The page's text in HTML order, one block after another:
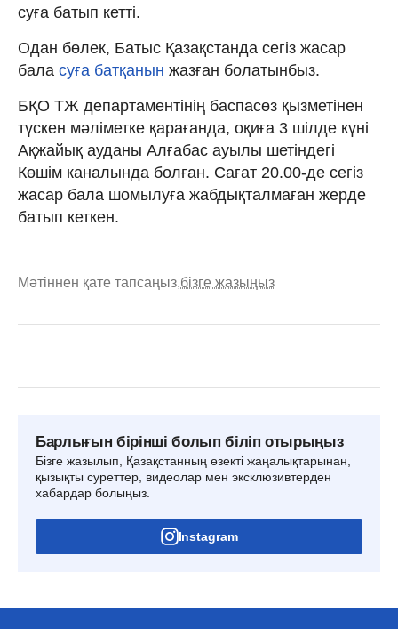
суға батып кетті.
Одан бөлек, Батыс Қазақстанда сегіз жасар
бала суға батқанын жазған болатынбыз.
БҚО ТЖ департаментінің баспасөз қызметінен
түскен мәліметке қарағанда, оқиға 3 шілде күні
Ақжайық ауданы Алғабас ауылы шетіндегі
Көшім каналында болған. Сағат 20.00-де сегіз
жасар бала шомылуға жабдықталмаған жерде
батып кеткен.
Мәтіннен қате тапсаңыз,бізге жазыңыз
Барлығын бірінші болып біліп отырыңыз
Бізге жазылып, Қазақстанның өзекті жаңалықтарынан,
қызықты суреттер, видеолар мен эксклюзивтерден
хабардар болыңыз.
Instagram